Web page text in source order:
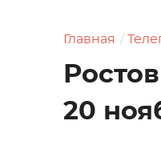
Главная
20